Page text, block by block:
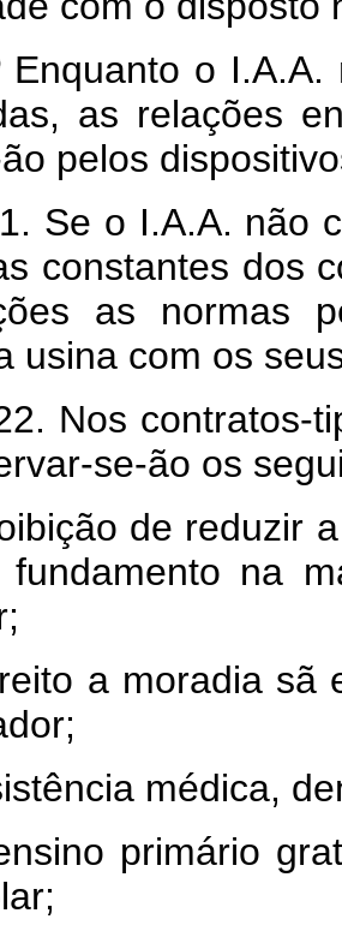
o I.A.A.
as relações
pelos
Se o I.A.A. não
constantes dos
as normas
usina com os
Nos contratos-
se-ão os
de reduzir a
fundamento na
a moradia sã e
médica,
primário